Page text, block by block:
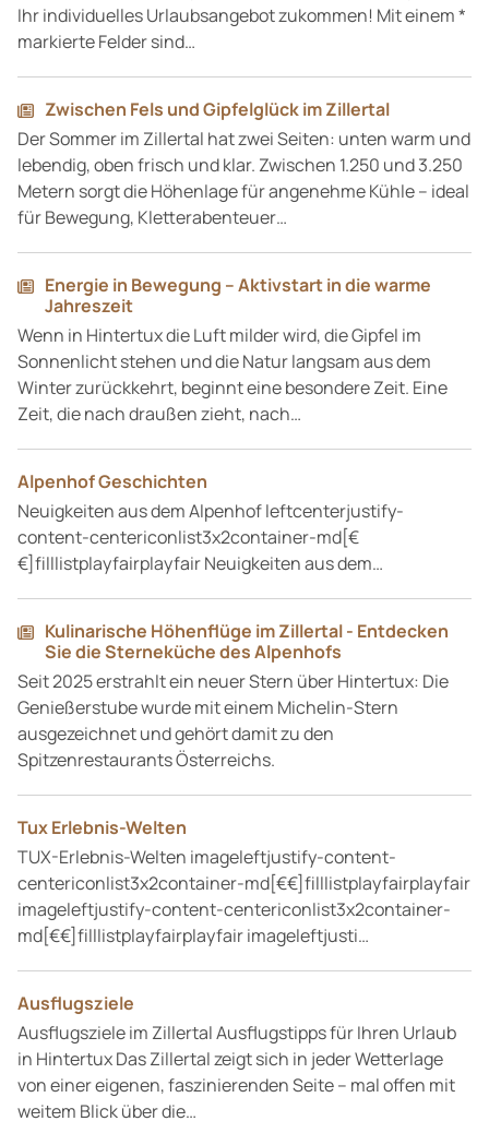
Ihr individuelles Urlaubsangebot zukommen! Mit einem *
markierte Felder sind…
Zwischen Fels und Gipfelglück im Zillertal
Der Sommer im Zillertal hat zwei Seiten: unten warm und
lebendig, oben frisch und klar. Zwischen 1.250 und 3.250
Metern sorgt die Höhenlage für angenehme Kühle – ideal
für Bewegung, Kletterabenteuer…
Energie in Bewegung – Aktivstart in die warme
Jahreszeit
Wenn in Hintertux die Luft milder wird, die Gipfel im
Sonnenlicht stehen und die Natur langsam aus dem
Winter zurückkehrt, beginnt eine besondere Zeit. Eine
Zeit, die nach draußen zieht, nach…
Alpenhof Geschichten
Neuigkeiten aus dem Alpenhof leftcenterjustify-
content-centericonlist3x2container-md[€
€]filllistplayfairplayfair Neuigkeiten aus dem…
Kulinarische Höhenflüge im Zillertal - Entdecken
Sie die Sterneküche des Alpenhofs
Seit 2025 erstrahlt ein neuer Stern über Hintertux: Die
Genießerstube wurde mit einem Michelin-Stern
ausgezeichnet und gehört damit zu den
Spitzenrestaurants Österreichs.
Tux Erlebnis-Welten
TUX-Erlebnis-Welten imageleftjustify-content-
centericonlist3x2container-md[€€]filllistplayfairplayfair
imageleftjustify-content-centericonlist3x2container-
md[€€]filllistplayfairplayfair imageleftjusti…
Ausflugsziele
Ausflugsziele im Zillertal Ausflugstipps für Ihren Urlaub
in Hintertux Das Zillertal zeigt sich in jeder Wetterlage
von einer eigenen, faszinierenden Seite – mal offen mit
weitem Blick über die…